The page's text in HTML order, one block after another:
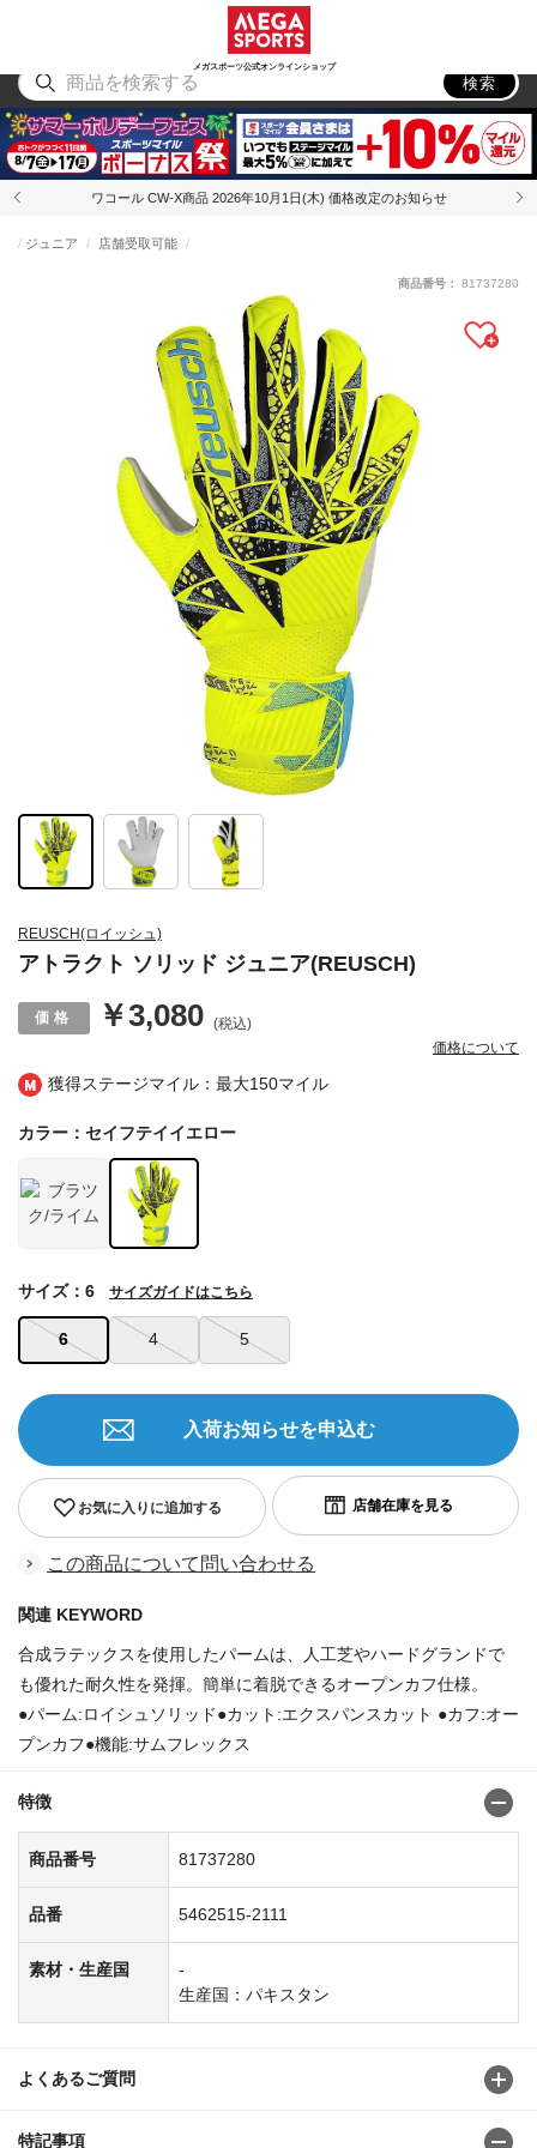
メガスポーツ公式オンラインショップ
アウトドア
検索
ワコール CW-X商品 2026年10月1日(木) 価格改定のお知らせ
獲得ステージマイル：最大150マイル
REUSCH(ロイッシュ)
アトラクト ソリッド ジュニア(REUSCH)
ジュニア 店舗受取可能
￥3,080 (税込)
価格について
商品番号： 81737280
カラー：セイフテイイエロー
6 4 5
サイズ：6 サイズガイドはこちら
お気に入りに追加する
入荷お知らせを申込む
この商品について問い合わせる
関連 KEYWORD
合成ラテックスを使用したパームは、人工芝やハードグランドで
も優れた耐久性を発揮。簡単に着脱できるオープンカフ仕様。
●パーム:ロイシュソリッド●カット:エクスパンスカット ●カフ:オー
プンカフ●機能:サムフレックス
特徴
商品番号 81737280
品番 5462515-2111
素材・生産国
-
生産国：パキスタン
よくあるご質問
特記事項